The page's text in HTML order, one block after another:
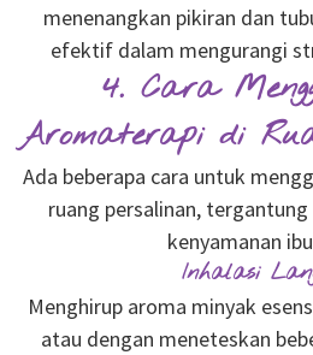
menenangkan pikiran dan
efektif dalam mengurangi
4. Cara
Aromaterapi di
Ada beberapa cara untuk
ruang persalinan,
kenyamanan
Inhalasi
Menghirup aroma minyak
atau dengan meneteskan